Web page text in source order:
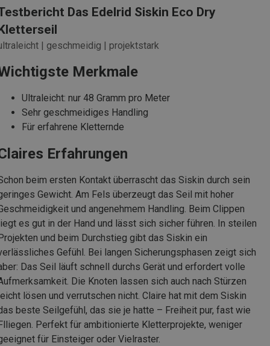
Das Edelrid Siskin Eco Dry
| geschmeidig | projektstark
Merkmale
Ultraleicht: nur 48 Gramm pro Meter
Sehr geschmeidiges Handling
Für erfahrene Kletternde
Erfahrungen
beim ersten Kontakt überrascht das Siskin durch sein
Gewicht. Am Fels überzeugt das Seil mit hoher
und angenehmem Handling. Beim Clippen
es gut in der Hand und lässt sich sicher führen. In steilen
und beim Durchstieg gibt das Siskin ein
Gefühl. Bei langen Sicherungsphasen zeigt sich
Das Seil läuft schnell durchs Gerät und erfordert volle
Die Knoten lassen sich auch nach Stürzen
lösen und verrutschen nicht. Claire hat mit dem Siskin
beste Seilgefühl, das sie je hatte – Freiheit pur, fast wie
Perfekt für ambitionierte Kletterprojekte, weniger
für Einsteiger oder Vielraster.